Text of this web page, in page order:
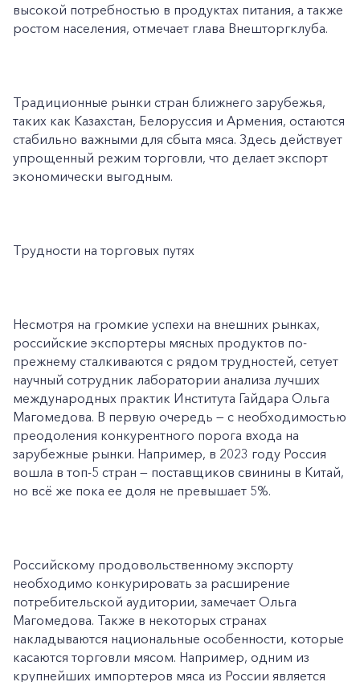
высокой потребностью в продуктах питания, а также
ростом населения, отмечает глава Внешторгклуба.
Традиционные рынки стран ближнего зарубежья,
таких как Казахстан, Белоруссия и Армения, остаются
стабильно важными для сбыта мяса. Здесь действует
упрощенный режим торговли, что делает экспорт
экономически выгодным.
Трудности на торговых путях
Несмотря на громкие успехи на внешних рынках,
российские экспортеры мясных продуктов по-
прежнему сталкиваются с рядом трудностей, сетует
научный сотрудник лаборатории анализа лучших
международных практик Института Гайдара Ольга
Магомедова. В первую очередь — с необходимостью
преодоления конкурентного порога входа на
зарубежные рынки. Например, в 2023 году Россия
вошла в топ-5 стран — поставщиков свинины в Китай,
но всё же пока ее доля не превышает 5%.
Российскому продовольственному экспорту
необходимо конкурировать за расширение
потребительской аудитории, замечает Ольга
Магомедова. Также в некоторых странах
накладываются национальные особенности, которые
касаются торговли мясом. Например, одним из
крупнейших импортеров мяса из России является